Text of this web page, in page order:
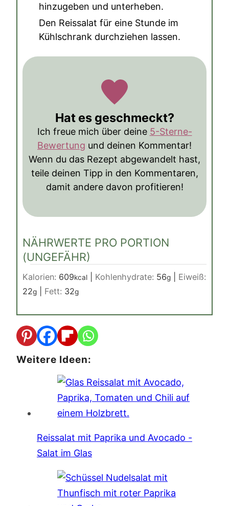
hinzugeben und unterheben.
Den Reissalat für eine Stunde im
Kühlschrank durchziehen lassen.
Hat es geschmeckt?
Ich freue mich über deine 5-Sterne-
Bewertung und deinen Kommentar!
Wenn du das Rezept abgewandelt hast,
teile deinen Tipp in den Kommentaren,
damit andere davon profitieren!
NÄHRWERTE PRO PORTION
(UNGEFÄHR)
Kalorien: 609kcal Kohlenhydrate: 56g
Eiweiß:
22g Fett: 32g
Weitere Ideen:
Reissalat mit Paprika und Avocado -
Salat im Glas